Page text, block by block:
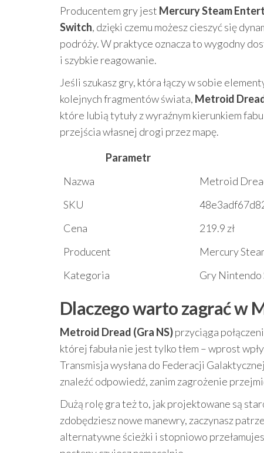
Producentem gry jest Mercury Steam
Switch, dzięki czemu możesz cieszyć się
podróży. W praktyce oznacza to wygodny
i szybkie reagowanie.
Jeśli szukasz gry, która łączy w sobie
kolejnych fragmentów świata, Metroid
które lubią tytuły z wyraźnym kierunkiem
przejścia własnej drogi przez mapę.
Parametr
Nazwa
Metroid
SKU
Cena
219.9 zł
Producent
Mercury
Kategoria
Gry Nintendo
Dlaczego warto zagrać w
Metroid Dread (Gra NS)przyciąga
której fabuła nie jest tylko tłem – wprost
Transmisja wysłana do Federacji
znaleźć odpowiedź, zanim zagrożenie
Dużą rolę gra też to, jak projektowane są
zdobędziesz nowe manewry, zaczynasz
alternatywne ścieżki i stopniowo